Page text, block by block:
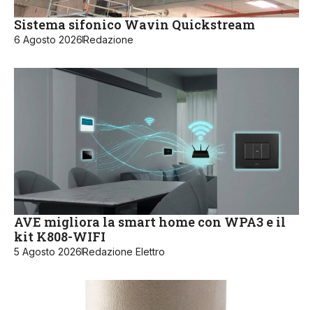
Sistema sifonico Wavin Quickstream
6 Agosto 2026Redazione
AVE migliora la smart home con WPA3 e il
kit K808-WIFI
5 Agosto 2026Redazione Elettro